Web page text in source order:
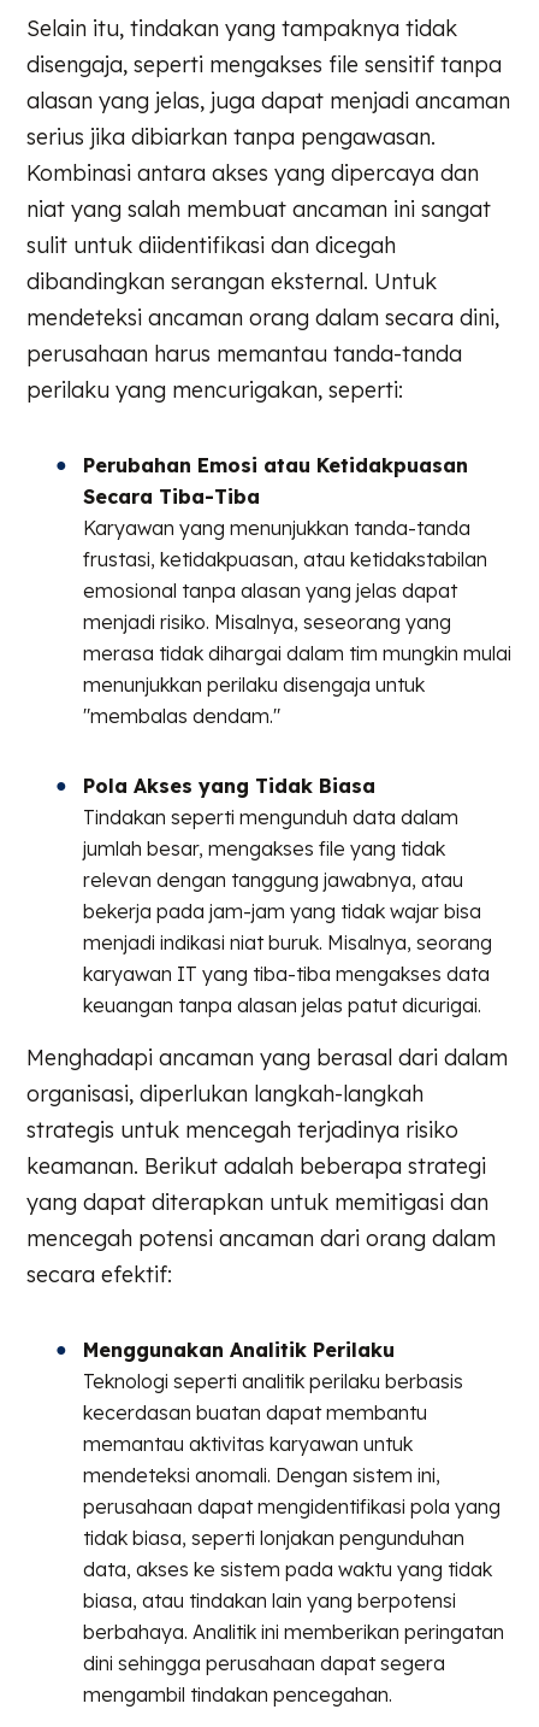
Selain itu, tindakan yang tampaknya tidak
disengaja, seperti mengakses file sensitif tanpa
alasan yang jelas, juga dapat menjadi ancaman
serius jika dibiarkan tanpa pengawasan.
Kombinasi antara akses yang dipercaya dan
niat yang salah membuat ancaman ini sangat
sulit untuk diidentifikasi dan dicegah
dibandingkan serangan eksternal. Untuk
mendeteksi ancaman orang dalam secara dini,
perusahaan harus memantau tanda-tanda
perilaku yang mencurigakan, seperti:
Perubahan Emosi atau Ketidakpuasan
Secara Tiba-Tiba
Karyawan yang menunjukkan tanda-tanda
frustasi, ketidakpuasan, atau ketidakstabilan
emosional tanpa alasan yang jelas dapat
menjadi risiko. Misalnya, seseorang yang
merasa tidak dihargai dalam tim mungkin mulai
menunjukkan perilaku disengaja untuk
"membalas dendam."
Pola Akses yang Tidak Biasa
Tindakan seperti mengunduh data dalam
jumlah besar, mengakses file yang tidak
relevan dengan tanggung jawabnya, atau
bekerja pada jam-jam yang tidak wajar bisa
menjadi indikasi niat buruk. Misalnya, seorang
karyawan IT yang tiba-tiba mengakses data
keuangan tanpa alasan jelas patut dicurigai.
Menghadapi ancaman yang berasal dari dalam
organisasi, diperlukan langkah-langkah
strategis untuk mencegah terjadinya risiko
keamanan. Berikut adalah beberapa strategi
yang dapat diterapkan untuk memitigasi dan
mencegah potensi ancaman dari orang dalam
secara efektif:
Menggunakan Analitik Perilaku
Teknologi seperti analitik perilaku berbasis
kecerdasan buatan dapat membantu
memantau aktivitas karyawan untuk
mendeteksi anomali. Dengan sistem ini,
perusahaan dapat mengidentifikasi pola yang
tidak biasa, seperti lonjakan pengunduhan
data, akses ke sistem pada waktu yang tidak
biasa, atau tindakan lain yang berpotensi
berbahaya. Analitik ini memberikan peringatan
dini sehingga perusahaan dapat segera
mengambil tindakan pencegahan.